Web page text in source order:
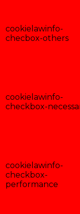
cookielawinfo-
checbox-others
cookielawinfo-
checkbox-
cookielawinfo-
checkbox-
performance